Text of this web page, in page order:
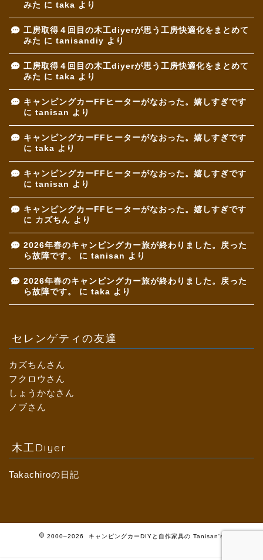
みた に taka より
工房取得４回目の木工diyerが思う工房快適化をまとめて
みた に tanisandiy より
工房取得４回目の木工diyerが思う工房快適化をまとめて
みた に taka より
キャンピングカーFFヒーターがなおった。嬉しすぎです
に tanisan より
キャンピングカーFFヒーターがなおった。嬉しすぎです
に taka より
キャンピングカーFFヒーターがなおった。嬉しすぎです
に tanisan より
キャンピングカーFFヒーターがなおった。嬉しすぎです
に カズちん より
2026年春のキャンピングカー旅が終わりました。戻った
ら故障です。
に tanisan より
2026年春のキャンピングカー旅が終わりました。戻った
ら故障です。
に taka より
セレンゲティの友達
カズちんさん
フクロウさん
しょうかなさん
ノブさん
木工Diyer
Takachiroの日記
2000–2026 キャンピングカーDIYと自作家具の Tanisan's